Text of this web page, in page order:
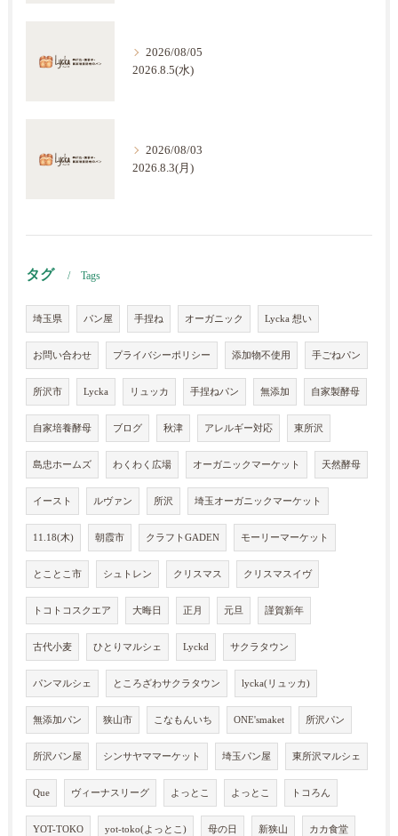
2026/08/05
2026.8.5(水)
2026/08/03
2026.8.3(月)
タグ Tags
埼玉県 パン屋 手捏ね オーガニック Lycka 想い
お問い合わせ プライバシーポリシー 添加物不使用 手ごねパン
所沢市 Lycka リュッカ 手捏ねパン 無添加 自家製酵母
自家培養酵母 ブログ 秋津 アレルギー対応 東所沢
島忠ホームズ わくわく広場 オーガニックマーケット 天然酵母
イースト ルヴァン 所沢 埼玉オーガニックマーケット
11.18(木) 朝霞市 クラフトGADEN モーリーマーケット
とことこ市 シュトレン クリスマス クリスマスイヴ
トコトコスクエア 大晦日 正月 元旦 謹賀新年
古代小麦 ひとりマルシェ Lyckd サクラタウン
パンマルシェ ところざわサクラタウン lycka(リュッカ)
無添加パン 狭山市 こなもんいち ONE'smaket 所沢パン
所沢パン屋 シンサヤママーケット 埼玉パン屋 東所沢マルシェ
Que ヴィーナスリーグ よっとこ よっとこ トコろん
YOT-TOKO yot-toko(よっとこ) 母の日 新狭山 カカ食堂